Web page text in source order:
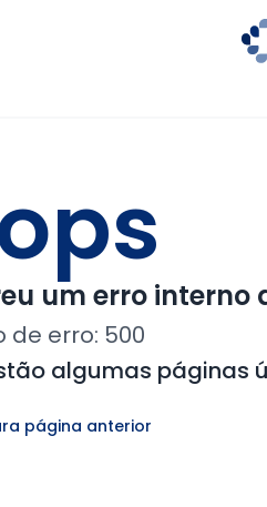
um erro interno
de erro: 500
algumas páginas
página anterior